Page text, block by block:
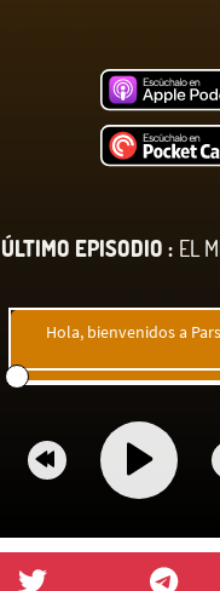
ÚLTIMO EPISODIO : EL
Hola, bienvenidos a